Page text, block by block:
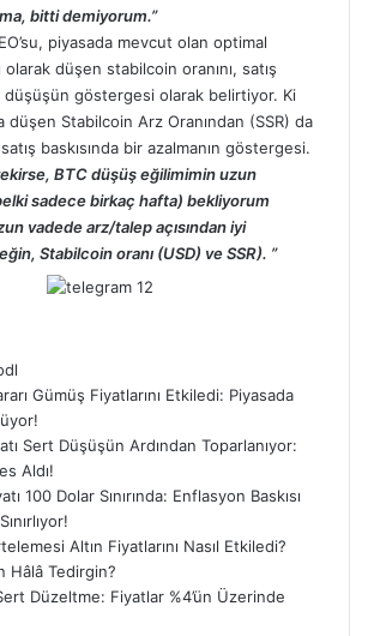
bitti demiyorum.”
, piyasada mevcut olan optimal
olarak düşen stabilcoin oranını, satış
düşüşün göstergesi olarak belirtiyor. Ki
düşen Stabilcoin Arz Oranından (SSR) da
baskısında bir azalmanın göstergesi.
BTC düşüş eğilimimin uzun
sadece birkaç hafta) bekliyorum
vadede arz/talep açısından iyi
Stabilcoin oranı (USD) ve SSR). ”
Gümüş Fiyatlarını Etkiledi: Piyasada
Sert Düşüşün Ardından Toparlanıyor:
Aldı!
100 Dolar Sınırında: Enflasyon Baskısı
Altın Fiyatlarını Nasıl Etkiledi?
Hâlâ Tedirgin?
Düzeltme: Fiyatlar %4’ün Üzerinde